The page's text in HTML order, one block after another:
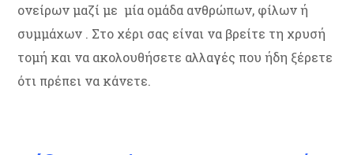
ονείρων μαζί με μία ομάδα ανθρώπων, φίλων ή
συμμάχων . Στο χέρι σας είναι να βρείτε τη χρυσή
τομή και να ακολουθήσετε αλλαγές που ήδη ξέρετε
ότι πρέπει να κάνετε.